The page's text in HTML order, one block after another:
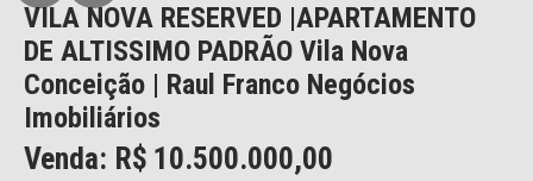
VILA NOVA RESERVED |APARTAMENTO
DE ALTISSIMO PADRÃO Vila Nova
Conceição | Raul Franco Negócios
Imobiliários
Venda: R$ 10.500.000,00